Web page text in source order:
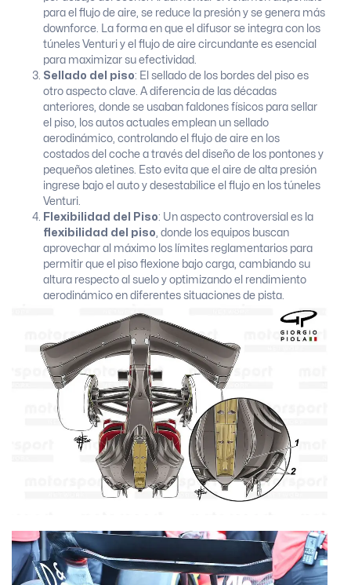
para el flujo de aire, se reduce la presión y se genera más
downforce. La forma en que el difusor se integra con los
túneles Venturi y el flujo de aire circundante es esencial
para maximizar su efectividad.
Sellado del piso: El sellado de los bordes del piso es
otro aspecto clave. A diferencia de las décadas
anteriores, donde se usaban faldones físicos para sellar
el piso, los autos actuales emplean un sellado
aerodinámico, controlando el flujo de aire en los
costados del coche a través del diseño de los pontones y
pequeños aletines. Esto evita que el aire de alta presión
ingrese bajo el auto y desestabilice el flujo en los túneles
Venturi.
Flexibilidad del Piso: Un aspecto controversial es la
flexibilidad del piso , donde los equipos buscan
aprovechar al máximo los límites reglamentarios para
permitir que el piso flexione bajo carga, cambiando su
altura respecto al suelo y optimizando el rendimiento
aerodinámico en diferentes situaciones de pista.